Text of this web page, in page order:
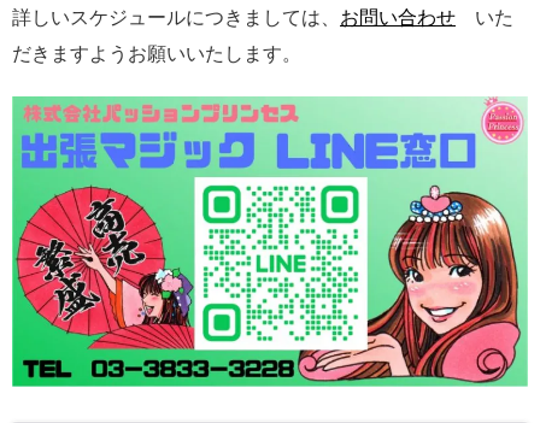
詳しいスケジュールにつきましては、 お問い合わせ いた
だきますようお願いいたします。